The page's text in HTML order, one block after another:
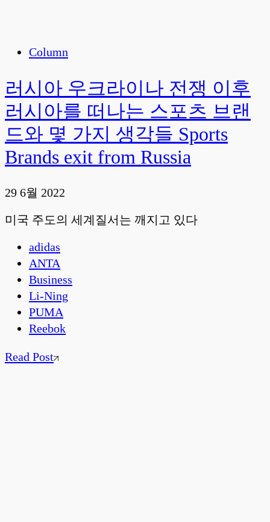
Column
러시아 우크라이나 전쟁 이후
러시아를 떠나는 스포츠 브랜
드와 몇 가지 생각들 Sports
Brands exit from Russia
29 6월 2022
미국 주도의 세계질서는 깨지고 있다
adidas
ANTA
Business
Li-Ning
PUMA
Reebok
Read Post